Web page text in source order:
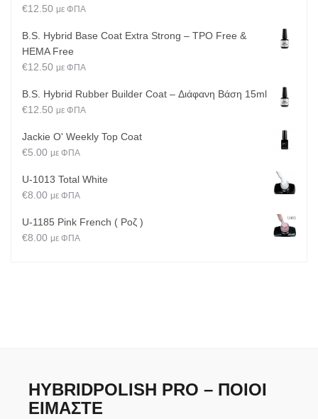
€12.50 με ΦΠΑ
B.S. Hybrid Base Coat Extra Strong – TPO Free &
HEMA Free
€12.50 με ΦΠΑ
B.S. Hybrid Rubber Builder Coat – Διάφανη Βάση 15ml
€12.50 με ΦΠΑ
Jackie O' Weekly Top Coat
€5.00 με ΦΠΑ
U-1013 Total White
€8.00 με ΦΠΑ
U-1185 Pink French ( Ροζ )
€8.00 με ΦΠΑ
HYBRIDPOLISH PRO – ΠΟΙΟΙ
ΕΊΜΑΣΤΕ